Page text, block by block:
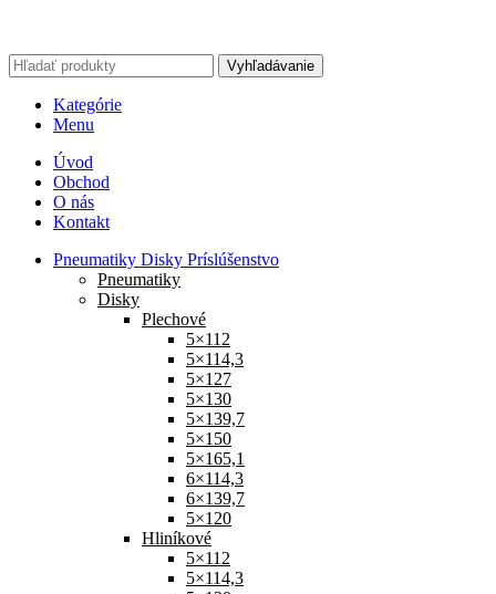
Vyhľadávanie
Kategórie
Menu
Úvod
Obchod
O nás
Kontakt
Pneumatiky Disky Príslúšenstvo
Pneumatiky
Disky
Plechové
5×112
5×114,3
5×127
5×130
5×139,7
5×150
5×165,1
6×114,3
6×139,7
5×120
Hliníkové
5×112
5×114,3